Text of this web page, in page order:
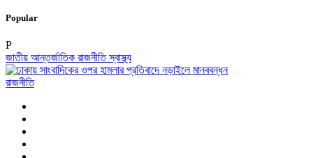
Popular
P
জাতীয় আন্তর্জাতিক রাজনীতিস্বাস্থ্য
রাজনীতি